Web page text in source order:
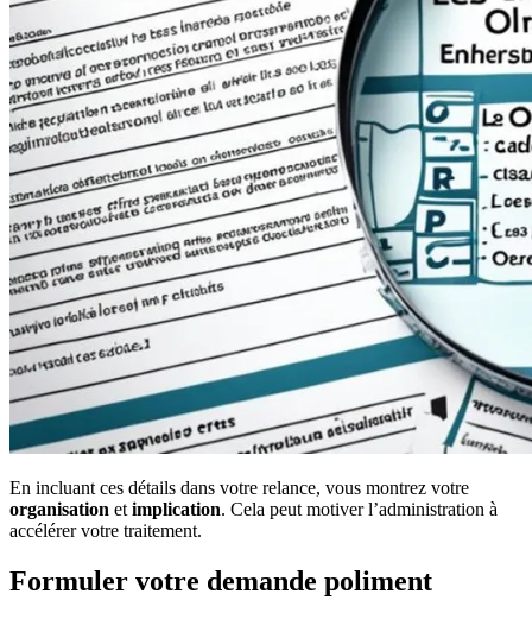
En incluant ces détails dans votre relance, vous montrez votre
organisation et implication. Cela peut motiver l’administration à
accélérer votre traitement.
Formuler votre demande poliment